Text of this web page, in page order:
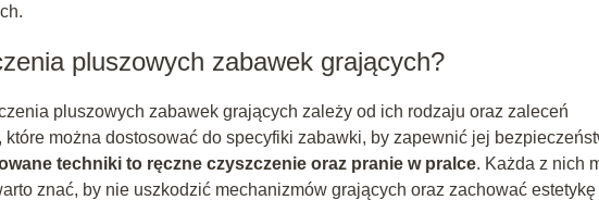
pluszowych zabawek grających?
pluszowych zabawek grających zależy od ich rodzaju oraz zaleceń
które można dostosować do specyfiki zabawki, by zapewnić jej
techniki to ręczne czyszczenie oraz pranie w pralce. Każda z nich
znać, by nie uszkodzić mechanizmów grających oraz zachować estetykę